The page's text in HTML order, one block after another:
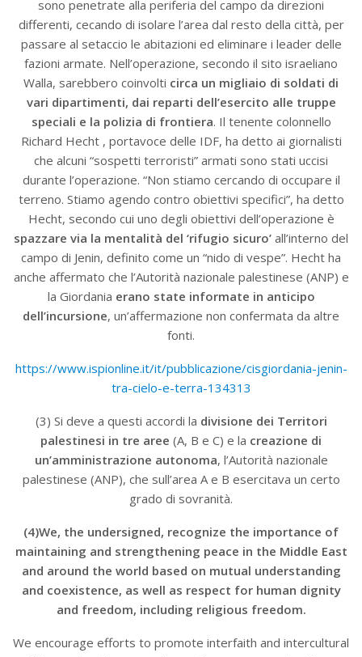
sono penetrate alla periferia del campo da direzioni
differenti, cecando di isolare l’area dal resto della città, per
passare al setaccio le abitazioni ed eliminare i leader delle
fazioni armate. Nell’operazione, secondo il sito israeliano
Walla, sarebbero coinvolti circa un migliaio di soldati di
vari dipartimenti, dai reparti dell’esercito alle truppe
speciali e la polizia di frontiera. Il tenente colonnello
Richard Hecht , portavoce delle IDF, ha detto ai giornalisti
che alcuni “sospetti terroristi” armati sono stati uccisi
durante l’operazione. “Non stiamo cercando di occupare il
terreno. Stiamo agendo contro obiettivi specifici”, ha detto
Hecht, secondo cui uno degli obiettivi dell’operazione è
spazzare via la mentalità del ‘rifugio sicuro’ all’interno del
campo di Jenin, definito come un “nido di vespe”. Hecht ha
anche affermato che l’Autorità nazionale palestinese (ANP) e
la Giordania erano state informate in anticipo
dell’incursione, un’affermazione non confermata da altre
fonti.
https://www.ispionline.it/it/pubblicazione/cisgiordania-jenin-
tra-cielo-e-terra-134313
(3) Si deve a questi accordi la divisione dei Territori
palestinesi in tre aree (A, B e C) e la creazione di
un’amministrazione autonoma, l’Autorità nazionale
palestinese (ANP), che sull’area A e B esercitava un certo
grado di sovranità.
(4)We, the undersigned, recognize the importance of
maintaining and strengthening peace in the Middle East
and around the world based on mutual understanding
and coexistence, as well as respect for human dignity
and freedom, including religious freedom.
We encourage efforts to promote interfaith and intercultural